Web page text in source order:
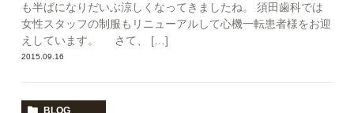
も半ばになりだいぶ涼しくなってきましたね。 須田歯科では
女性スタッフの制服もリニューアルして心機一転患者様をお迎
えしています。 さて、 […]
2015.09.16
BLOG